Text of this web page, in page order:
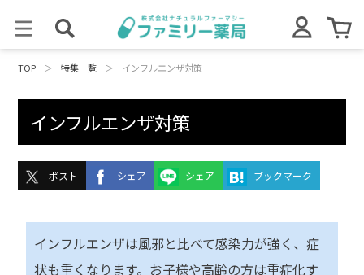
TOP ＞ 特集一覧 ＞ インフルエンザ対策
インフルエンザ対策
ポスト シェア シェア ブックマーク
インフルエンザは風邪と比べて感染力が強く、症
状も重くなります。お子様や高齢の方は重症化す